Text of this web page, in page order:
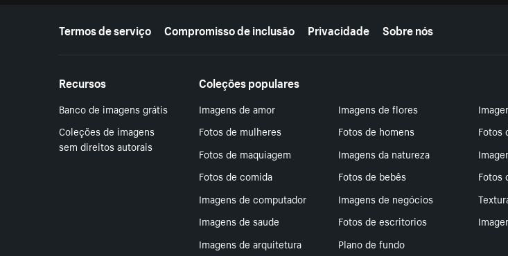
Mais recursos
Termos de serviço Compromisso de inclusão Privacidade Sobre nós
Recursos
Banco de imagens grátis
Coleções de imagens
sem direitos autorais
Coleções populares
Imagens de amor Imagens de flores
Fotos de mulheres
Fotos de homens
Fotos
Fotos de maquiagem
Imagens da natureza
Fotos de comida
Fotos de bebês
Fotos
Imagens de computador
Imagens de negócios
Imagens de saude
Fotos de escritorios
Imagens de arquitetura
Plano de fundo